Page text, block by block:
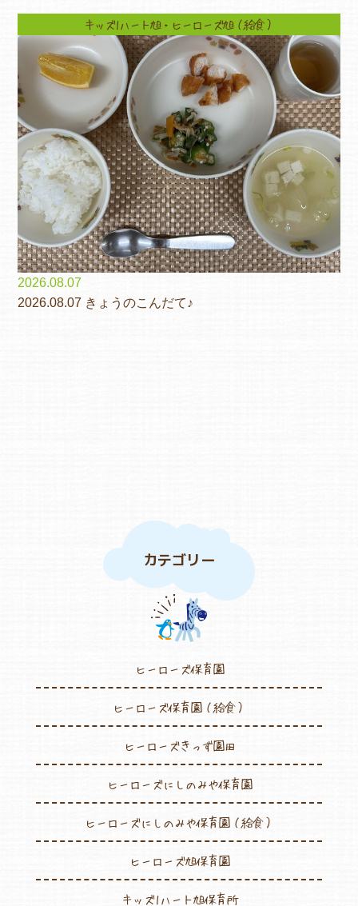
キッズ1ハート旭・ヒーローズ旭（給食）
2026.08.07
2026.08.07 きょうのこんだて♪
カテゴリー
ヒーローズ保育園
ヒーローズ保育園（給食）
ヒーローズきっず園田
ヒーローズにしのみや保育園
ヒーローズにしのみや保育園（給食）
ヒーローズ旭保育園
キッズ1ハート旭保育所